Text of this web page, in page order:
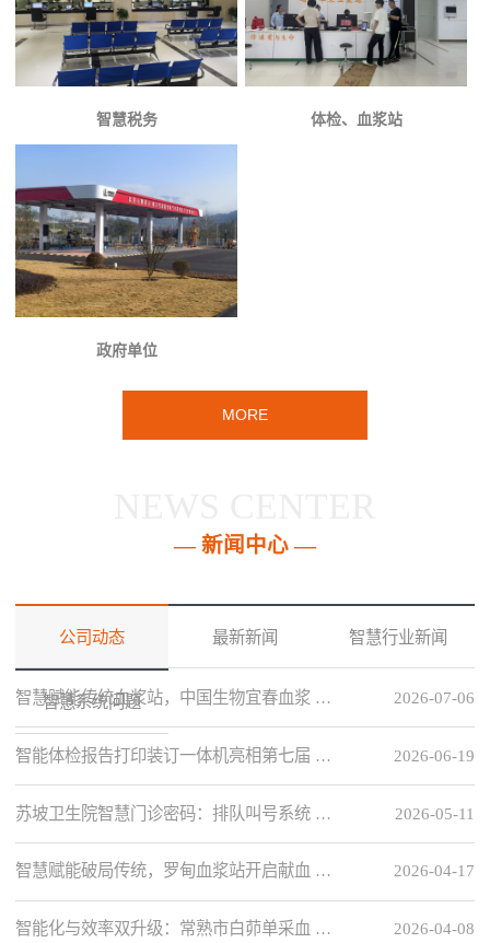
智慧税务 体检、血浆站
政府单位
MORE
— 新闻中心 —
公司动态 最新新闻 智慧行业新闻
智慧系统问题 2026-07-06
智慧赋能传统血浆站，中国生物宜春血浆 …
2026-06-19
智能体检报告打印装订一体机亮相第七届 …
2026-05-11
苏坡卫生院智慧门诊密码：排队叫号系统 …
2026-04-17
智慧赋能破局传统，罗甸血浆站开启献血 …
2026-04-08
智能化与效率双升级：常熟市白茆单采血 …